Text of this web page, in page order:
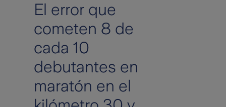
El error que
cometen 8 de
cada 10
debutantes en
maratón en el